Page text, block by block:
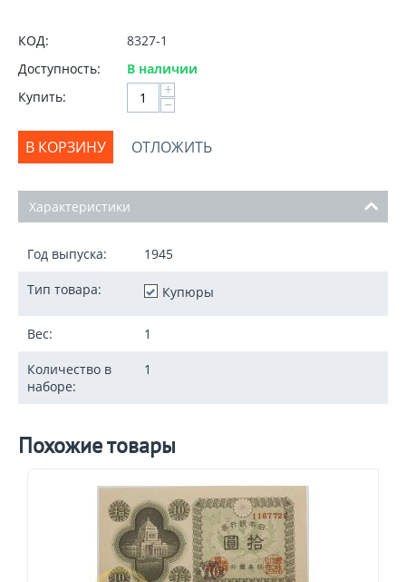
КОД:
8327-1
Доступность:
В наличии
Купить:
+
−
В КОРЗИНУ ОТЛОЖИТЬ
Характеристики
Год выпуска: 1945
Тип товара: Купюры
Вес: 1
Количество в
наборе:
1
Похожие товары